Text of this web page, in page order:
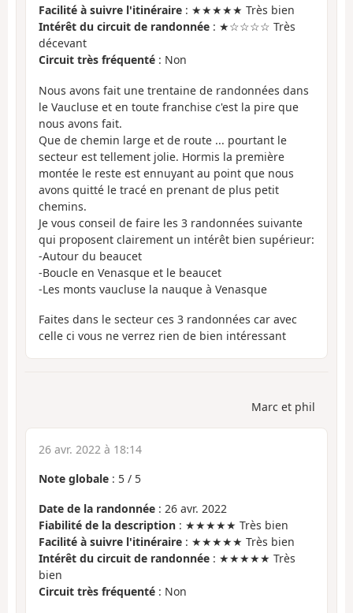
Facilité à suivre l'itinéraire : ★★★★★ Très bien
Intérêt du circuit de randonnée : ★☆☆☆☆ Très
décevant
Circuit très fréquenté : Non
Nous avons fait une trentaine de randonnées dans
le Vaucluse et en toute franchise c'est la pire que
nous avons fait.
Que de chemin large et de route ... pourtant le
secteur est tellement jolie. Hormis la première
montée le reste est ennuyant au point que nous
avons quitté le tracé en prenant de plus petit
chemins.
Je vous conseil de faire les 3 randonnées suivante
qui proposent clairement un intérêt bien supérieur:
-Autour du beaucet
-Boucle en Venasque et le beaucet
-Les monts vaucluse la nauque à Venasque
Faites dans le secteur ces 3 randonnées car avec
celle ci vous ne verrez rien de bien intéressant
Marc et phil
26 avr. 2022 à 18:14
Note globale : 5 / 5
Date de la randonnée : 26 avr. 2022
Fiabilité de la description : ★★★★★ Très bien
Facilité à suivre l'itinéraire : ★★★★★ Très bien
Intérêt du circuit de randonnée : ★★★★★ Très
bien
Circuit très fréquenté : Non